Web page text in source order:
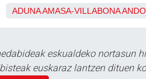
ADUNAAMASA-VILLABONA
eskualdeko nortasun
euskaraz lantzen dituen